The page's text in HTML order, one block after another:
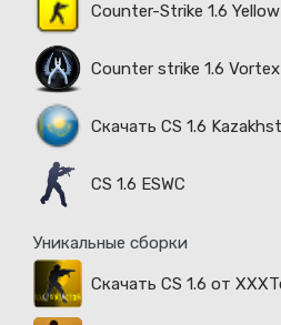
Counter-Strike 1.6 Yellow
Counter strike 1.6 Vortex
Скачать CS 1.6
CS 1.6 ESWC
Уникальные сборки
Скачать CS 1.6 от